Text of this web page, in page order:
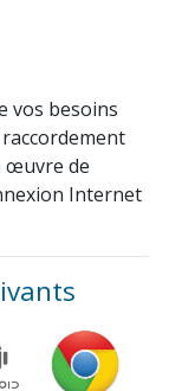
vos besoins
œuvre de
Internet